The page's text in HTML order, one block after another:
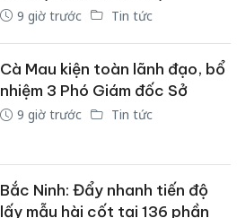
9 giờ trước Tin tức
Cà Mau kiện toàn lãnh đạo, bổ
nhiệm 3 Phó Giám đốc Sở
9 giờ trước Tin tức
Bắc Ninh: Đẩy nhanh tiến độ
lấy mẫu hài cốt tại 136 phần